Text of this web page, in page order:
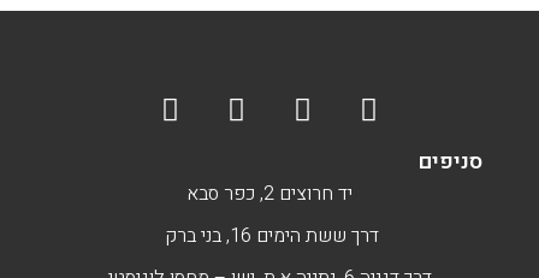
סניפים
יד חרוצים 2, כפר סבא
דרך ששת הימים 16, בני ברק